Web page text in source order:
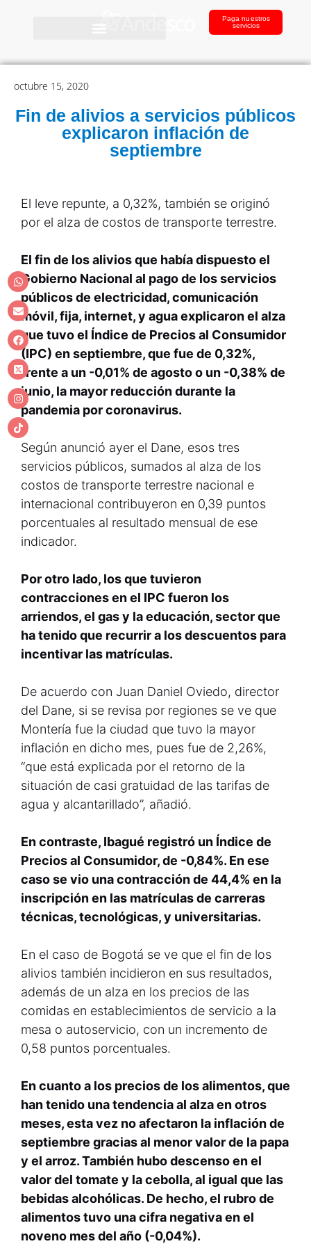
Paga nuestros
servicios
octubre 15, 2020
Fin de alivios a servicios públicos
explicaron inflación de
septiembre
El leve repunte, a 0,32%, también se originó
por el alza de costos de transporte terrestre.
El fin de los alivios que había dispuesto el
Gobierno Nacional al pago de los servicios
públicos de electricidad, comunicación
móvil, fija, internet, y agua explicaron el alza
que tuvo el Índice de Precios al Consumidor
(IPC) en septiembre, que fue de 0,32%,
frente a un -0,01% de agosto o un -0,38% de
junio, la mayor reducción durante la
pandemia por coronavirus.
Según anunció ayer el Dane, esos tres
servicios públicos, sumados al alza de los
costos de transporte terrestre nacional e
internacional contribuyeron en 0,39 puntos
porcentuales al resultado mensual de ese
indicador.
Por otro lado, los que tuvieron
contracciones en el IPC fueron los
arriendos, el gas y la educación, sector que
ha tenido que recurrir a los descuentos para
incentivar las matrículas.
De acuerdo con Juan Daniel Oviedo, director
del Dane, si se revisa por regiones se ve que
Montería fue la ciudad que tuvo la mayor
inflación en dicho mes, pues fue de 2,26%,
“que está explicada por el retorno de la
situación de casi gratuidad de las tarifas de
agua y alcantarillado”, añadió.
En contraste, Ibagué registró un Índice de
Precios al Consumidor, de -0,84%. En ese
caso se vio una contracción de 44,4% en la
inscripción en las matrículas de carreras
técnicas, tecnológicas, y universitarias.
En el caso de Bogotá se ve que el fin de los
alivios también incidieron en sus resultados,
además de un alza en los precios de las
comidas en establecimientos de servicio a la
mesa o autoservicio, con un incremento de
0,58 puntos porcentuales.
En cuanto a los precios de los alimentos, que
han tenido una tendencia al alza en otros
meses, esta vez no afectaron la inflación de
septiembre gracias al menor valor de la papa
y el arroz. También hubo descenso en el
valor del tomate y la cebolla, al igual que las
bebidas alcohólicas. De hecho, el rubro de
alimentos tuvo una cifra negativa en el
noveno mes del año (-0,04%).